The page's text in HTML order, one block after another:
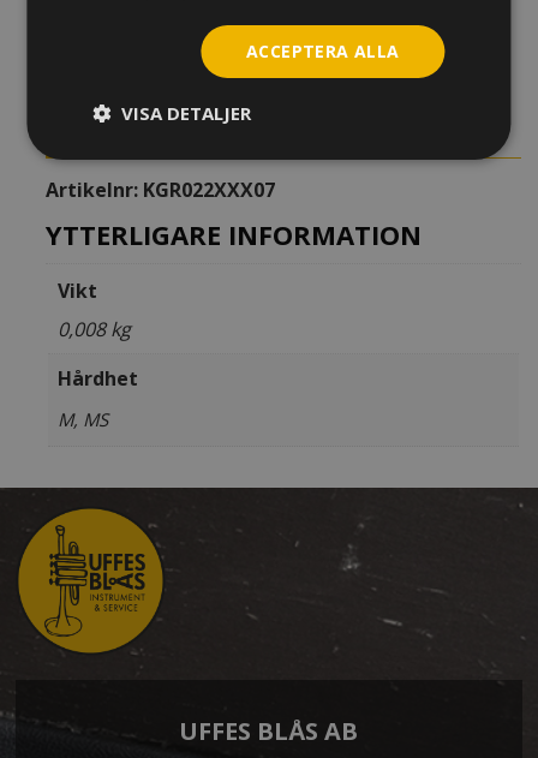
mängd
LÄGG TILL I VARUKORG
YTTERLIGARE INFORMATION
Artikelnr: KGR022XXX07
YTTERLIGARE INFORMATION
Vikt
0,008 kg
Hårdhet
M, MS
UFFES BLÅS AB
ACCEPTERA ALLA
VISA DETALJER